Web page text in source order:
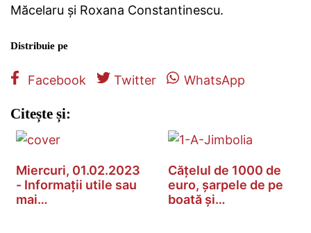
Măcelaru și Roxana Constantinescu.
Distribuie pe
Facebook Twitter WhatsApp
Citește și:
Miercuri, 01.02.2023
- Informații utile sau
mai…
Cățelul de 1000 de
euro, șarpele de pe
boată și…